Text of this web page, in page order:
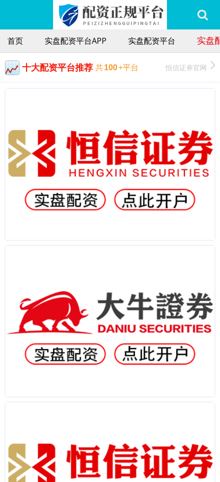
首页 实盘配资平台APP 实盘配资平台 实盘
十大配资平台推荐 共100+平台 恒信证券官网